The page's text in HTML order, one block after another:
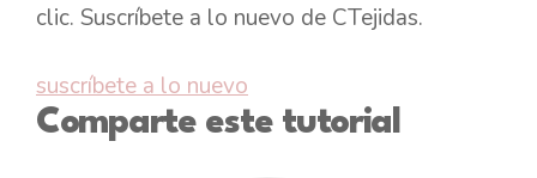
clic. Suscríbete a lo nuevo de CTejidas.
suscríbete a lo nuevo
Comparte este tutorial